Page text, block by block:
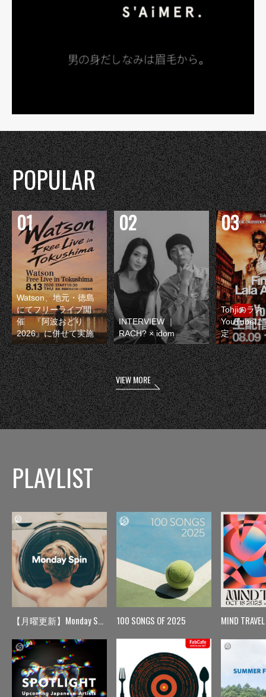
POPULAR
Watson、地元・徳島
にてフリーライブ開
催 『阿波おどり
2026』に併せて実施
INTERVIEW ｜
RACH? × idom
Tohjiのラス
YouTubeに
定
VIEW MORE
PLAYLIST
【月曜更新】Monday Spin 100 SONGS OF 2025 MIND TRAVEL